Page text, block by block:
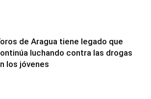
de Aragua tiene legado que
luchando contra las drogas
los jóvenes